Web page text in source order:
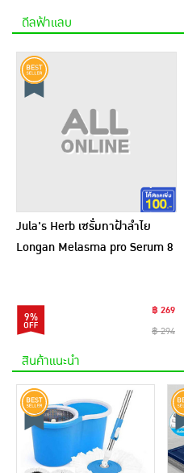
ดีลฟ้าแลบ
Jula's Herb เซรั่มทาฝ้าลำไย
Longan Melasma pro Serum 8
9%
฿ 269
฿ 294
สินค้าแนะนำ